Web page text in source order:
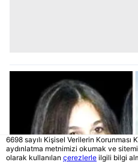
6698 sayılı Kişisel Verilerin Korunması
aydınlatma metnimizi okumak ve
olarak kullanılan çerezlerle ilgili bilgi